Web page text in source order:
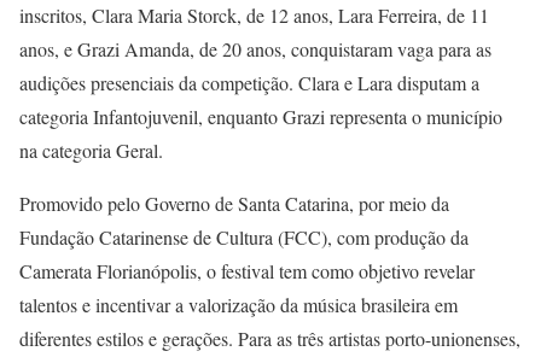
inscritos, Clara Maria Storck, de 12 anos, Lara Ferreira, de 11
anos, e Grazi Amanda, de 20 anos, conquistaram vaga para as
audições presenciais da competição. Clara e Lara disputam a
categoria Infantojuvenil, enquanto Grazi representa o município
na categoria Geral.
Promovido pelo Governo de Santa Catarina, por meio da
Fundação Catarinense de Cultura (FCC), com produção da
Camerata Florianópolis, o festival tem como objetivo revelar
talentos e incentivar a valorização da música brasileira em
diferentes estilos e gerações. Para as três artistas porto-unionenses,